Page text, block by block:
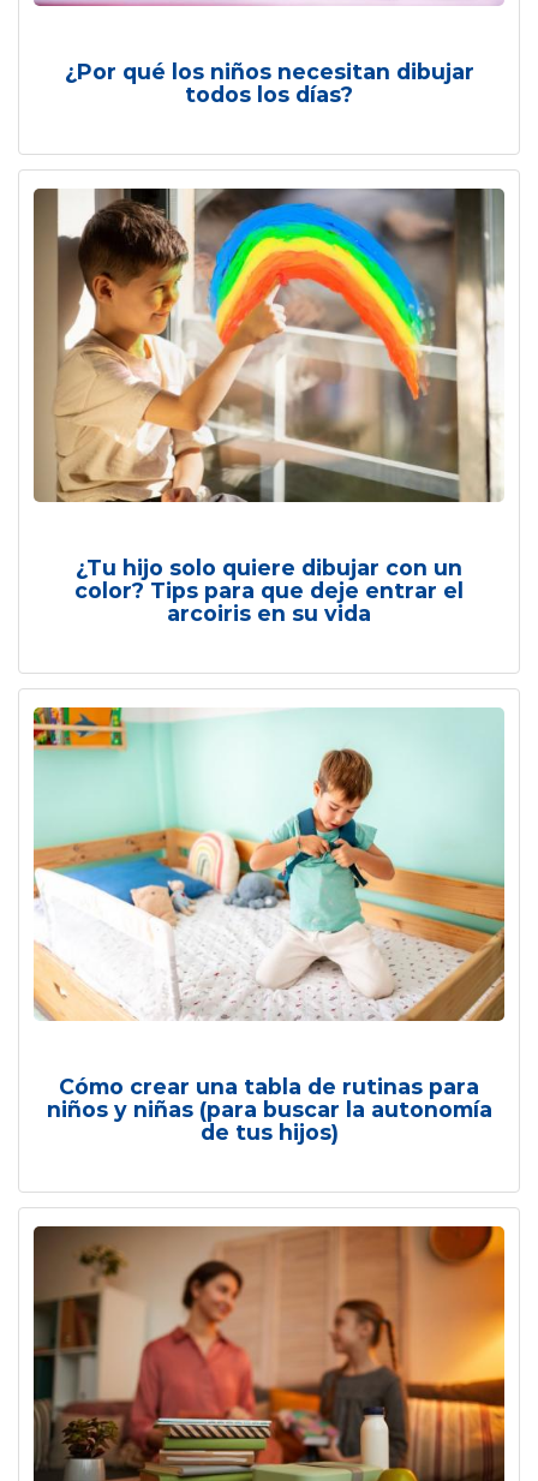
¿Por qué los niños necesitan dibujar
todos los días?
¿Tu hijo solo quiere dibujar con un
color? Tips para que deje entrar el
arcoiris en su vida
Cómo crear una tabla de rutinas para
niños y niñas (para buscar la autonomía
de tus hijos)